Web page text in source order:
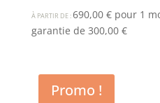
À PARTIR DE :690,00 € pour 1
garantie de 300,00 €
Promo !